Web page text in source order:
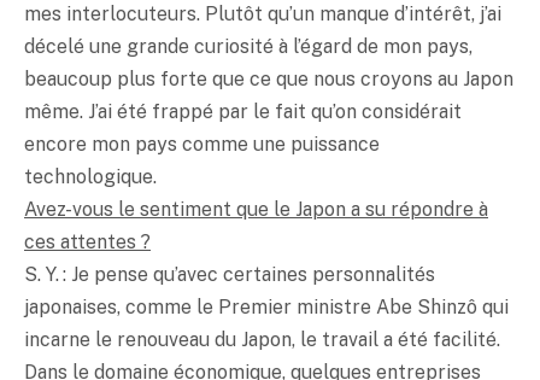
mes interlocuteurs. Plutôt qu’un manque d’intérêt, j’ai
décelé une grande curiosité à l’égard de mon pays,
beaucoup plus forte que ce que nous croyons au Japon
même. J’ai été frappé par le fait qu’on considérait
encore mon pays comme une puissance
technologique.
Avez-vous le sentiment que le Japon a su répondre à
ces attentes ?
S. Y. : Je pense qu’avec certaines personnalités
japonaises, comme le Premier ministre Abe Shinzô qui
incarne le renouveau du Japon, le travail a été facilité.
Dans le domaine économique, quelques entreprises